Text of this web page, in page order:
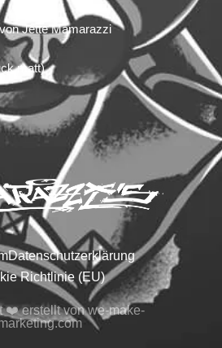
Jette Mamarazzi
matt)
Datenschutzerklärung
Richtlinie (EU)
❤️ erstellt von we-make-